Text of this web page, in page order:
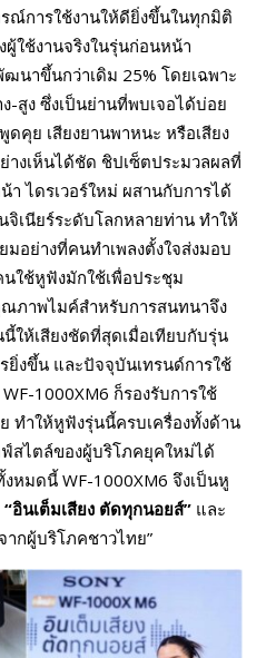
ณ์การใช้งานให้ดียิ่งขึ้นในทุกมิติ
ใช้งานจริงในรุ่นก่อนหน้า
นาขึ้นกว่าเดิม 25% โดยเฉพาะ
-สูง ซึ่งเป็นย่านที่พบเจอได้บ่อย
ดคุย เสียงยานพาหนะ หรือเสียง
างเห็นได้ชัด ชิปเซ็ตประมวลผลที่
ไดรเวอร์ใหม่ ผสานกับการได้
จิเนียร์ระดับโลกหลายท่าน ทำให้
อย่างที่คนทำเพลงตั้งใจส่งมอบ
ใช้หูฟังมักใช้เพื่อประชุม
ภาพไมค์สำหรับการสนทนาจึง
ให้เสียงชัดที่สุดเมื่อเทียบกับรุ่น
ยิ่งขึ้น และปัจจุบันเทรนด์การใช้
1000XM6 ก็รองรับการใช้
ทำให้หูฟังรุ่นนี้ครบเครื่องทั้งด้าน
สไตล์ของผู้บริโภคยุคใหม่ได้
หมดนี้ WF-1000XM6 จึงเป็นหู
“อินเต็มเสียง ตัดทุกนอยส์” และ
กผู้บริโภคชาวไทย”